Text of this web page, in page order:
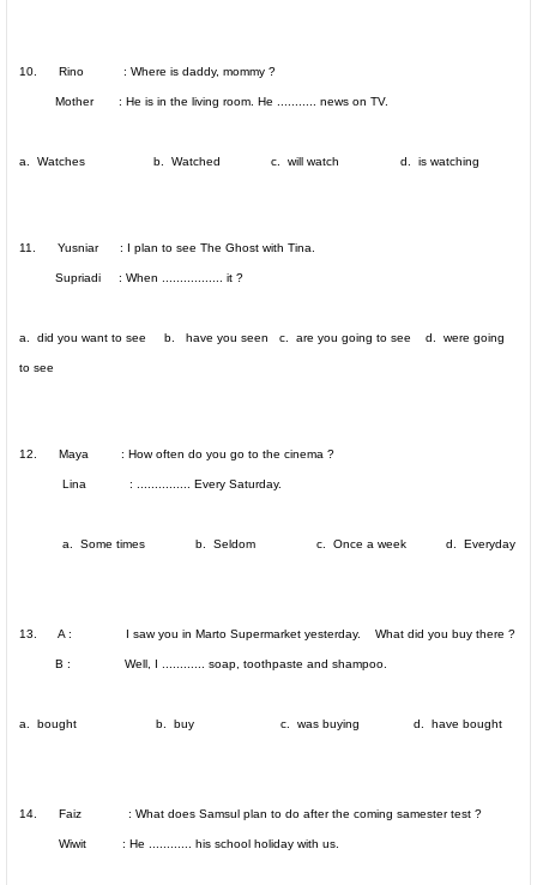
10. Rino : Where is daddy, mommy ?
Mother : He is in the living room. He ........... news on TV.
a. Watches b. Watched c. will watch d. is watching
11. Yusniar : I plan to see The Ghost with Tina.
Supriadi : When ................. it ?
a. did you want to see b. have you seen c. are you going to see d. were going
to see
12. Maya : How often do you go to the cinema ?
Lina : ............... Every Saturday.
a. Some times b. Seldom c. Once a week d. Everyday
13. A : I saw you in Marto Supermarket yesterday. What did you buy there ?
B : Well, I ............ soap, toothpaste and shampoo.
a. bought b. buy c. was buying d. have bought
14. Faiz : What does Samsul plan to do after the coming samester test ?
Wiwit : He ............ his school holiday with us.